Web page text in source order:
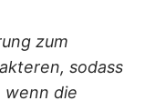
zum
sodass
wenn die